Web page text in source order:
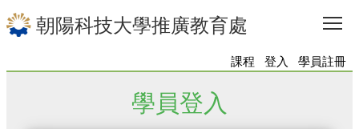
朝陽科技大學推廣教育處
課程 登入 學員註冊
學員登入